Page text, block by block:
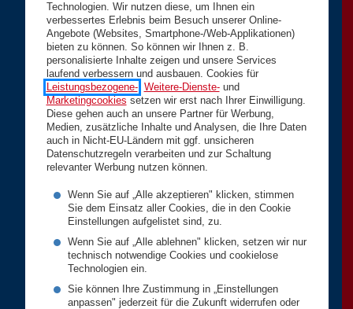
Technologien. Wir nutzen diese, um Ihnen ein
verbessertes Erlebnis beim Besuch unserer Online-
Angebote (Websites, Smartphone-/Web-Applikationen)
bieten zu können. So können wir Ihnen z. B.
personalisierte Inhalte zeigen und unsere Services
laufend verbessern und ausbauen. Cookies für
Leistungsbezogene-, Weitere-Dienste-und
Marketingcookies setzen wir erst nach Ihrer Einwilligung.
Diese gehen auch an unsere Partner für Werbung,
Medien, zusätzliche Inhalte und Analysen, die Ihre Daten
auch in Nicht-EU-Ländern mit ggf. unsicheren
Datenschutzregeln verarbeiten und zur Schaltung
relevanter Werbung nutzen können.
Wenn Sie auf „Alle akzeptieren" klicken, stimmen
Sie dem Einsatz aller Cookies, die in den Cookie
Einstellungen aufgelistet sind, zu.
Wenn Sie auf „Alle ablehnen" klicken, setzen wir nur
technisch notwendige Cookies und cookielose
Technologien ein.
Sie können Ihre Zustimmung in „Einstellungen
anpassen" jederzeit für die Zukunft widerrufen oder